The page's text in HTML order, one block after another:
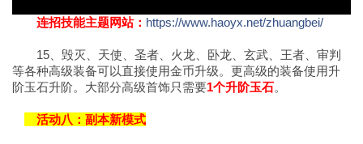
连招技能主题网站： https://www.haoyx.net/zhuangbei/
15、毁灭、天使、圣者、火龙、卧龙、玄武、王者、审判
等各种高级装备可以直接使用金币升级。更高级的装备使用升
阶玉石升阶。大部分高级首饰只需要1个升阶玉石。
活动八：副本新模式